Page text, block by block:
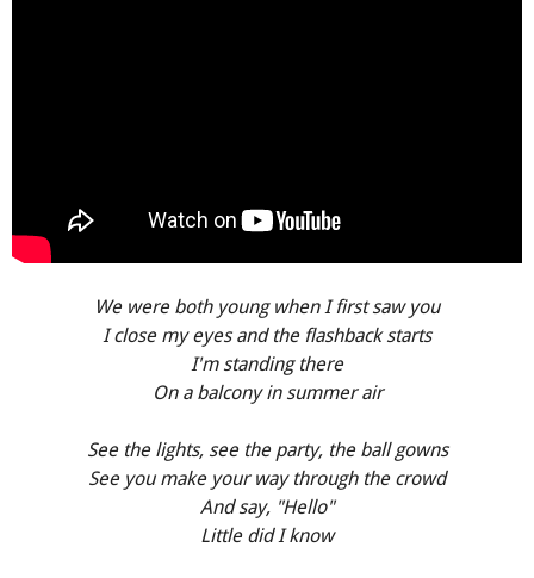
We were both young when I first saw you
I close my eyes and the flashback starts
I'm standing there
On a balcony in summer air
See the lights, see the party, the ball gowns
See you make your way through the crowd
And say, "Hello"
Little did I know